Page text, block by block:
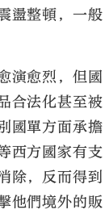
盪整頓，一般
演愈烈，但國
合法化甚至被
國單方面承擔
西方國家有支
除，反而得到
他們境外的販